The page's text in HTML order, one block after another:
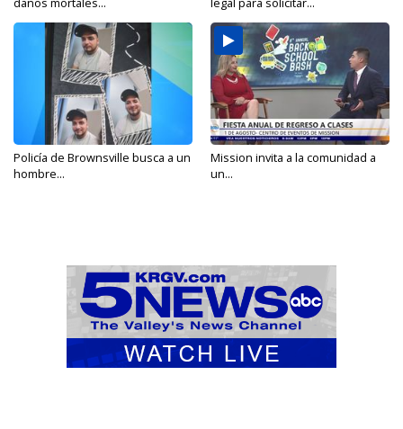
Policía de Brownsville busca a un
hombre...
Mission invita a la comunidad a
un...